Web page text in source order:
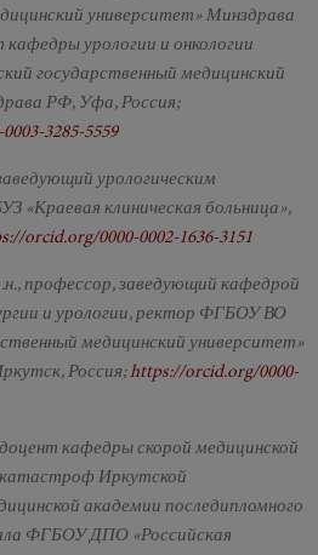
университет» Минздрава
урологии и онкологии
государственный медицинский
РФ, Уфа, Россия;
3285-5559
урологическим
«Краевая клиническая больница»,
orcid.org/0000-0002-1636-3151
профессор, заведующий кафедрой
и урологии, ректор ФГБОУ ВО
медицинский университет»
Россия;https://orcid.org/0000-
кафедры скорой медицинской
Иркутской
академии последипломного
ФГБОУ ДПО «Российская